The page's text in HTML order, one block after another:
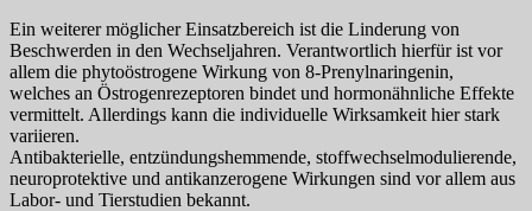
Ein weiterer möglicher Einsatzbereich ist die Linderung von
Beschwerden in den Wechseljahren. Verantwortlich hierfür ist vor
allem die phytoöstrogene Wirkung von 8-Prenylnaringenin,
welches an Östrogenrezeptoren bindet und hormonähnliche Effekte
vermittelt. Allerdings kann die individuelle Wirksamkeit hier stark
variieren.
Antibakterielle, entzündungshemmende, stoffwechselmodulierende,
neuroprotektive und antikanzerogene Wirkungen sind vor allem aus
Labor- und Tierstudien bekannt.